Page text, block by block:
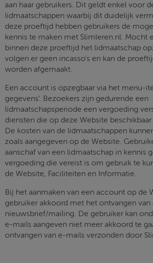
aan haar gebruikers. Dit geldt enkel voor
lidmaatschappen waarbij dit duidelijk
deze proeftijd hebben gebruikers de
kennis te maken met Slimleren.nl. Mocht
binnen deze proeftijd het lidmaatschap
volgen er geen incasso's en kan de
worden afgemaakt.
Een account is opzegbaar via het menu-
gegevens’. Bezoekers zijn gedurende een
lidmaatschapsperiode een vergoeding
diensten die op deze Website
De kosten van de lidmaatschappen
zoals aangegeven op de Website.
aanschaf van een lidmaatschap in kennis
vergoeding die vereist is om gebruik te
de Website, Faciliteiten en Informatie.
Bij het aanmaken van een account op de
gebruiker akkoord met het ontvangen van
nieuwsbrief/mailing. De gebruiker kan
e-mails aangeven niet meer akkoord te
ontvangen van e-mails verzonden door